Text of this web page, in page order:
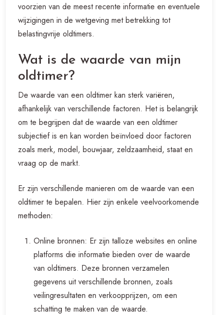
voorzien van de meest recente informatie en eventuele
wijzigingen in de wetgeving met betrekking tot
belastingvrije oldtimers.
Wat is de waarde van mijn
oldtimer?
De waarde van een oldtimer kan sterk variëren,
afhankelijk van verschillende factoren. Het is belangrijk
om te begrijpen dat de waarde van een oldtimer
subjectief is en kan worden beïnvloed door factoren
zoals merk, model, bouwjaar, zeldzaamheid, staat en
vraag op de markt.
Er zijn verschillende manieren om de waarde van een
oldtimer te bepalen. Hier zijn enkele veelvoorkomende
methoden:
Online bronnen: Er zijn talloze websites en online
platforms die informatie bieden over de waarde
van oldtimers. Deze bronnen verzamelen
gegevens uit verschillende bronnen, zoals
veilingresultaten en verkoopprijzen, om een
schatting te maken van de waarde.